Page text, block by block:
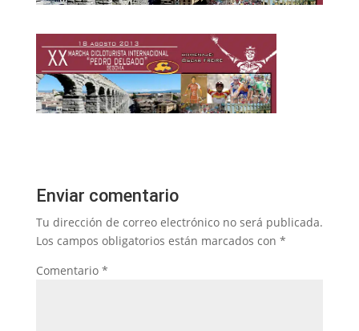
Enviar comentario
Tu dirección de correo electrónico no será publicada.
Los campos obligatorios están marcados con *
Comentario *